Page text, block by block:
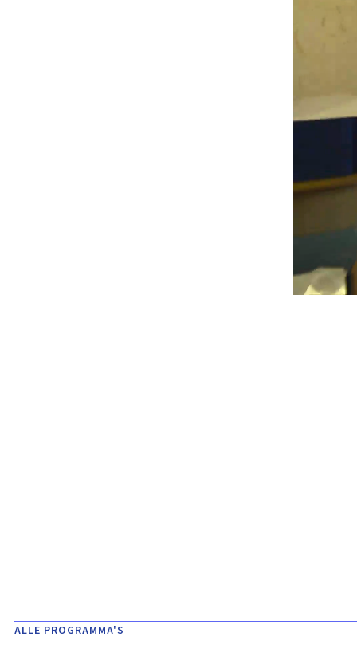
ALLE PROGRAMMA'S